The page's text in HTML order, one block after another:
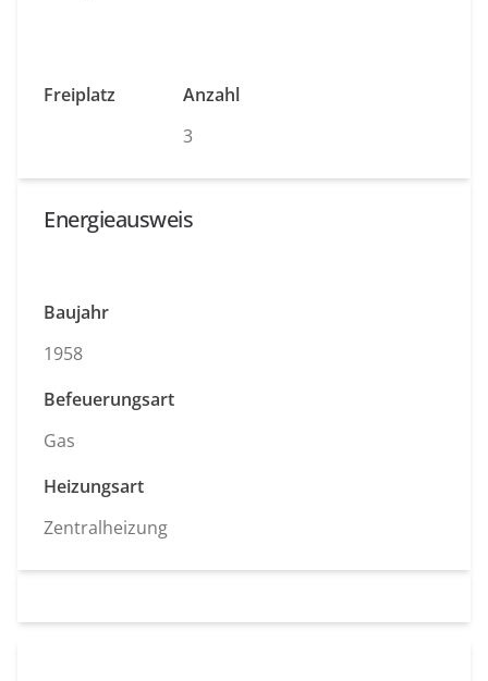
Freiplatz
Anzahl
3
Energieausweis
Baujahr
1958
Befeuerungsart
Gas
Heizungsart
Zentralheizung